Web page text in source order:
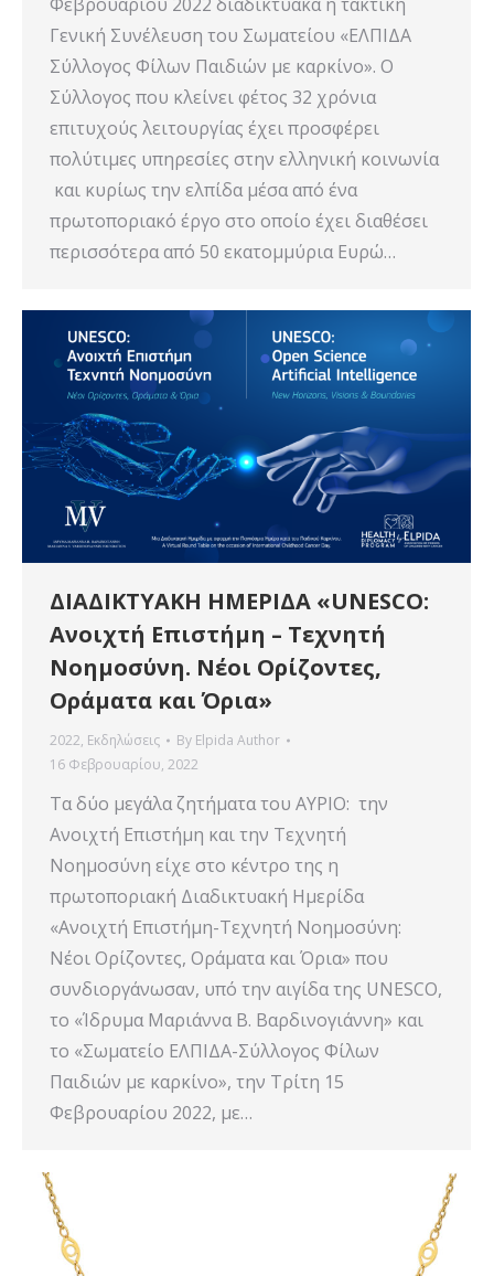
Γενική Συνέλευση του Σωματείου «ΕΛΠΙΔΑ
Σύλλογος Φίλων Παιδιών με καρκίνο». Ο
Σύλλογος που κλείνει φέτος 32 χρόνια
επιτυχούς λειτουργίας έχει προσφέρει
πολύτιμες υπηρεσίες στην ελληνική κοινωνία
και κυρίως την ελπίδα μέσα από ένα
πρωτοποριακό έργο στο οποίο έχει διαθέσει
περισσότερα από 50 εκατομμύρια Ευρώ…
ΔΙΑΔΙΚΤΥΑΚΗ ΗΜΕΡΙΔΑ «UNESCO:
Ανοιχτή Επιστήμη – Τεχνητή
Νοημοσύνη. Νέοι Ορίζοντες,
Οράματα και Όρια»
2022, Εκδηλώσεις By Elpida Author
16 Φεβρουαρίου, 2022
Τα δύο μεγάλα ζητήματα του ΑΥΡΙΟ: την
Ανοιχτή Επιστήμη και την Τεχνητή
Νοημοσύνη είχε στο κέντρο της η
πρωτοποριακή Διαδικτυακή Ημερίδα
«Ανοιχτή Επιστήμη-Τεχνητή Νοημοσύνη:
Νέοι Ορίζοντες, Οράματα και Όρια» που
συνδιοργάνωσαν, υπό την αιγίδα της UNESCO,
το «Ίδρυμα Μαριάννα Β. Βαρδινογιάννη» και
το «Σωματείο ΕΛΠΙΔΑ-Σύλλογος Φίλων
Παιδιών με καρκίνο», την Τρίτη 15
Φεβρουαρίου 2022, με…